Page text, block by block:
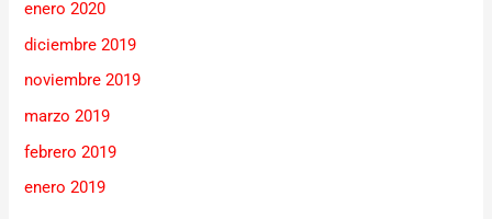
enero 2020
diciembre 2019
noviembre 2019
marzo 2019
febrero 2019
enero 2019